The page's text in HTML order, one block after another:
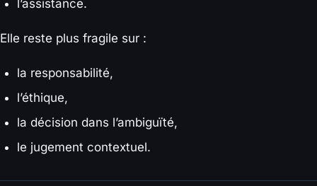
l’assistance.
Elle reste plus fragile sur :
la responsabilité,
l’éthique,
la décision dans l’ambiguïté,
le jugement contextuel.